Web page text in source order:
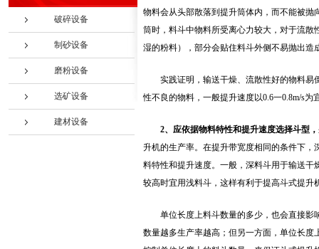
破碎设备
制砂设备
磨粉设备
选矿设备
建材设备
物料会从头部散落到提升筒体内，而不能被
筒时，料斗中物料所受离心力较大，对于流
湿的粉料），部分会贴住料斗外侧不易抛出
实践证明，输送干燥、流散性好的物料易
性不良的物料，一般提升速度以0.6一0.8m/s为
2、应依据物料特性和提升速度选择斗型
升机的生产率。在提升带宽度相同的条件下
料特性和提升速度。一般，深料斗用于输送
较高时宜用浅料斗，这样有利于提高斗式提升
单位长度上料斗数量的多少，也会直接
数量越多生产率越高；但另一方面，单位长